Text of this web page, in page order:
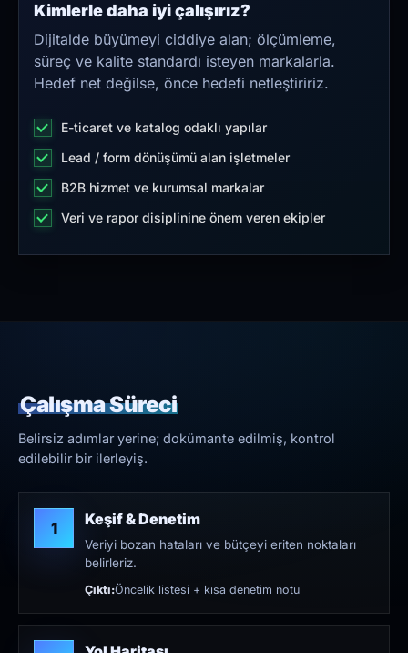
Kimlerle daha iyi çalışırız?
Dijitalde büyümeyi ciddiye alan; ölçümleme,
süreç ve kalite standardı isteyen markalarla.
Hedef net değilse, önce hedefi netleştiririz.
E-ticaret ve katalog odaklı yapılar
Lead / form dönüşümü alan işletmeler
B2B hizmet ve kurumsal markalar
Veri ve rapor disiplinine önem veren ekipler
Çalışma Süreci
Belirsiz adımlar yerine; dokümante edilmiş, kontrol
edilebilir bir ilerleyiş.
1 Keşif & Denetim
Veriyi bozan hataları ve bütçeyi eriten noktaları
belirleriz.
Çıktı:Öncelik listesi + kısa denetim notu